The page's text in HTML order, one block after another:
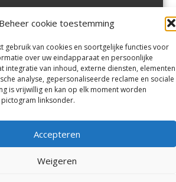
Beheer cookie toestemming
gebruik van cookies en soortgelijke functies voor
over uw eindapparaat en persoonlijke
integratie van inhoud, externe diensten, elementen
analyse, gepersonaliseerde reclame en sociale
is vrijwillig en kan op elk moment worden
linksonder.
Accepteren
Weigeren
Velserbroek,Velsen-Zuid,
Zuid,Driehuisen
Spaarnwoude.